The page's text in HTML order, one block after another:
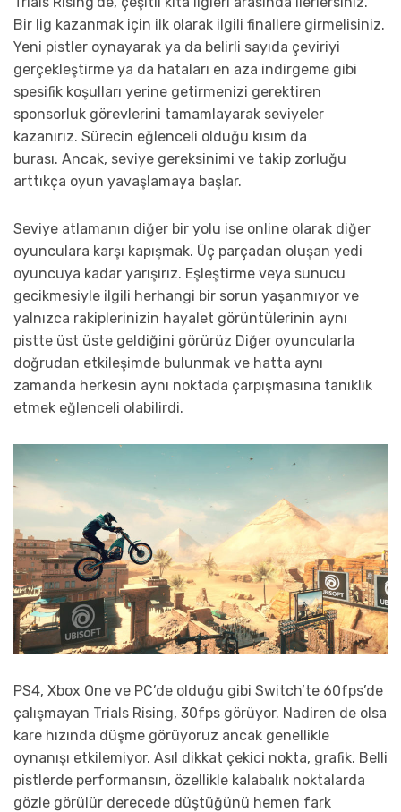
Bir lig kazanmak için ilk olarak ilgili finallere girmelisiniz.
Yeni pistler oynayarak ya da belirli sayıda çeviriyi
gerçekleştirme ya da hataları en aza indirgeme gibi
spesifik koşulları yerine getirmenizi gerektiren
sponsorluk görevlerini tamamlayarak seviyeler
kazanırız. Sürecin eğlenceli olduğu kısım da
burası. Ancak, seviye gereksinimi ve takip zorluğu
arttıkça oyun yavaşlamaya başlar.
Seviye atlamanın diğer bir yolu ise online olarak diğer
oyunculara karşı kapışmak. Üç parçadan oluşan yedi
oyuncuya kadar yarışırız. Eşleştirme veya sunucu
gecikmesiyle ilgili herhangi bir sorun yaşanmıyor ve
yalnızca rakiplerinizin hayalet görüntülerinin aynı
pistte üst üste geldiğini görürüz Diğer oyuncularla
doğrudan etkileşimde bulunmak ve hatta aynı
zamanda herkesin aynı noktada çarpışmasına tanıklık
etmek eğlenceli olabilirdi.
PS4, Xbox One ve PC’de olduğu gibi Switch’te 60fps’de
çalışmayan Trials Rising, 30fps görüyor. Nadiren de olsa
kare hızında düşme görüyoruz ancak genellikle
oynanışı etkilemiyor. Asıl dikkat çekici nokta, grafik. Belli
pistlerde performansın, özellikle kalabalık noktalarda
gözle görülür derecede düştüğünü hemen fark